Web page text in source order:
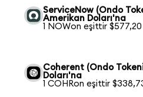
ServiceNow (Ondo
Amerikan Doları'na
1 NOWon eşittir $577,20
Coherent (Ondo
Doları'na
1 COHRon eşittir